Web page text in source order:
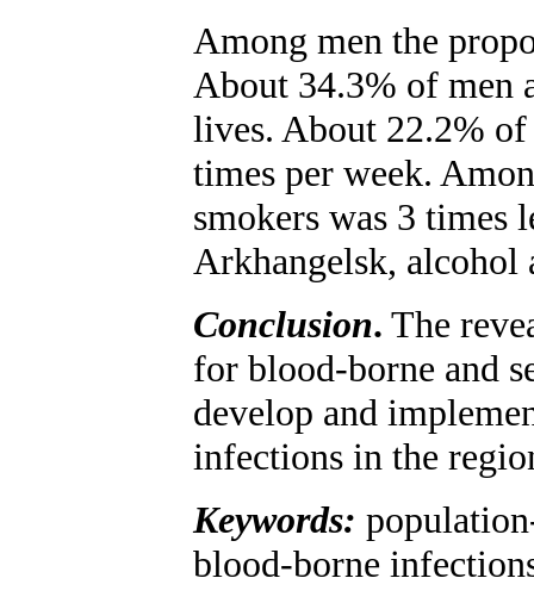
Among men the
About 34.3% of men
lives. About 22.2%
times per week.
smokers was 3 times
Arkhangelsk, alcohol
Conclusion. The
for blood-borne and
develop and
infections in the
Keywords:
blood-borne